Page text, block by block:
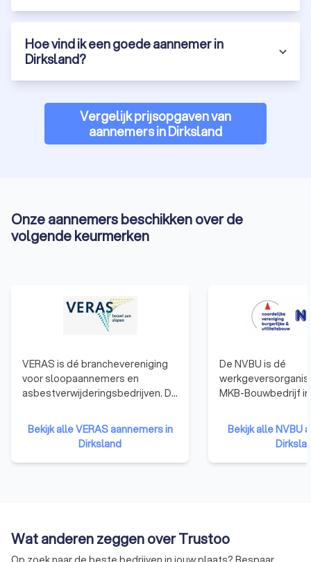
Hoe vind ik een goede aannemer in
Dirksland?
Vergelijk prijsopgaven van
aannemers in Dirksland
Onze aannemers beschikken over de
volgende keurmerken
VERAS is dé branchevereniging
voor sloopaannemers en
asbestverwijderingsbedrijven. De
behartigen van de belangen van
de sloop- en
asbestverwijderingsbranche; het
bevorderen van de
informatievoorziening en
serviceverlening aan de leden en
Bekijk alle VERAS aannemers in
Dirksland
De NVBU is dé
MKB-Bouwbedrijf
daarnaast de
bouwbedrijven in
en utiliteitsbouw.
Bekijk alle NVBU
Wat anderen zeggen over Trustoo